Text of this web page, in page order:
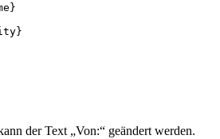
der Text „Von:“ geändert werden.